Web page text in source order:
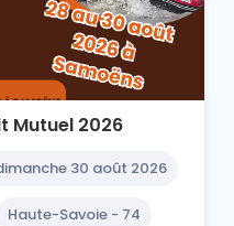
Mutuel 2026
30 août 2026
Haute-Savoie - 74